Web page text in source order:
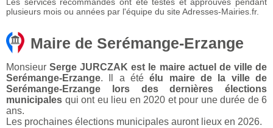
plusieurs mois ou années par l'équipe du site Adresses-Mairies.fr.
Maire de Serémange-Erzange
MonsieurSerge JURCZAK est le maire actuel de ville de
Serémange-Erzange. Il a étéélu maire de la ville de
Serémange-Erzange lors des dernières élections
municipales qui ont eu lieu en 2020 et pour une durée de 6
ans.
Les prochaines élections municipales auront lieux en 2026.